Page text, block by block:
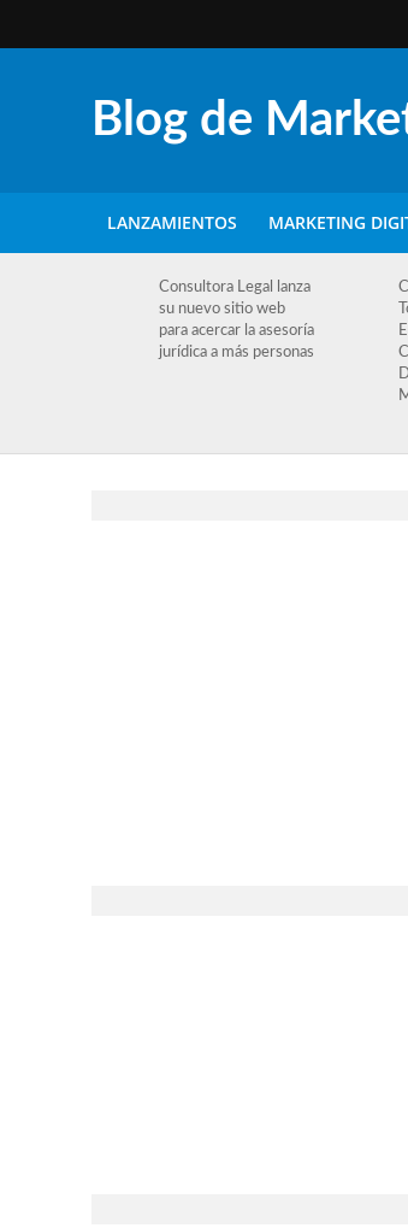
Blog de
LANZAMIENTOS MARKETING
Consultora Legal lanza
su nuevo sitio web
para acercar la asesoría
jurídica a más personas